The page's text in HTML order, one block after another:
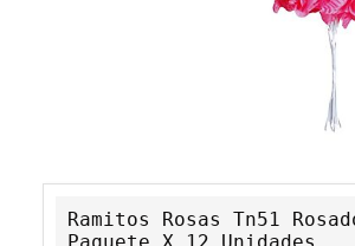
Ramitos Rosas Tn51